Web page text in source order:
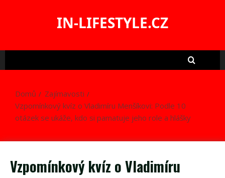
IN-LIFESTYLE.CZ
Domů
Zajímavosti
Vzpomínkový kvíz o Vladimíru Menšíkovi: Podle 10
otázek se ukáže, kdo si pamatuje jeho role a hlášky
Vzpomínkový kvíz o Vladimíru